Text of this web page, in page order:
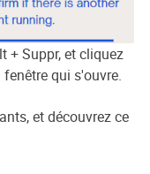
+ Suppr, et cliquez
qui s'ouvre.
et découvrez ce